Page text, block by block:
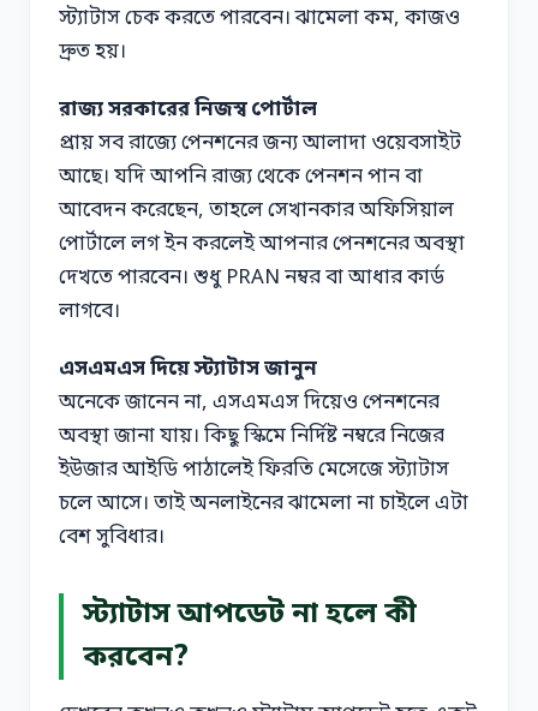
স্ট্যাটাস চেক করতে পারবেন। ঝামেলা কম, কাজও
দ্রুত হয়।
রাজ্য সরকারের নিজস্ব পোর্টাল
প্রায় সব রাজ্যে পেনশনের জন্য আলাদা ওয়েবসাইট
আছে। যদি আপনি রাজ্য থেকে পেনশন পান বা
আবেদন করেছেন, তাহলে সেখানকার অফিসিয়াল
পোর্টালে লগ ইন করলেই আপনার পেনশনের অবস্থা
দেখতে পারবেন। শুধু PRAN নম্বর বা আধার কার্ড
লাগবে।
এসএমএস দিয়ে স্ট্যাটাস জানুন
অনেকে জানেন না, এসএমএস দিয়েও পেনশনের
অবস্থা জানা যায়। কিছু স্কিমে নির্দিষ্ট নম্বরে নিজের
ইউজার আইডি পাঠালেই ফিরতি মেসেজে স্ট্যাটাস
চলে আসে। তাই অনলাইনের ঝামেলা না চাইলে এটা
বেশ সুবিধার।
স্ট্যাটাস আপডেট না হলে কী
করবেন?